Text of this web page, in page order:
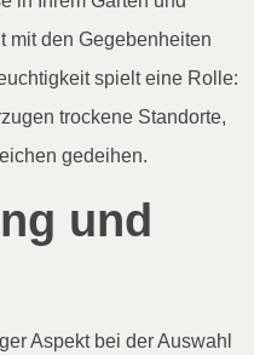
mit den Gegebenheiten
spielt eine Rolle:
trockene Standorte,
gedeihen.
und
Aspekt bei der Auswahl